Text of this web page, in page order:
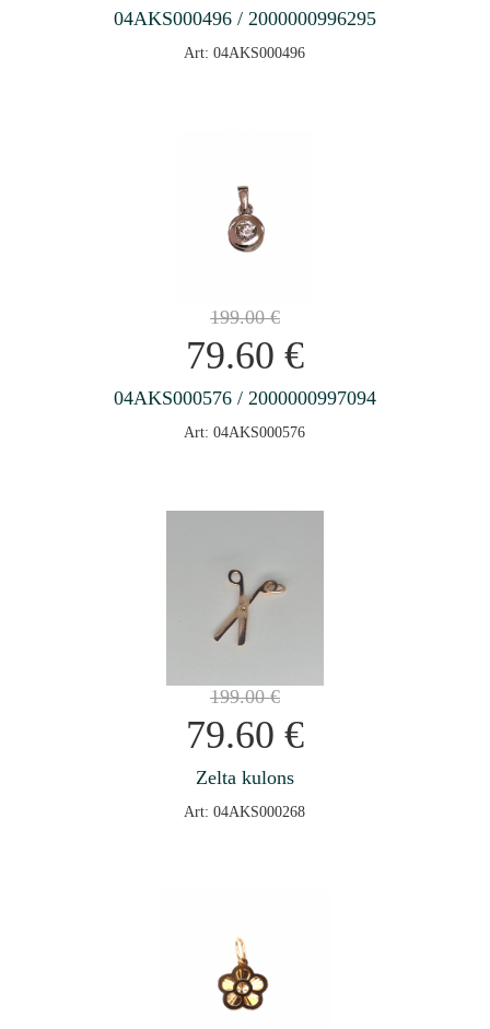
04AKS000496 / 2000000996295
Art: 04AKS000496
199.00€
79.60 €
04AKS000576 / 2000000997094
Art: 04AKS000576
199.00€
79.60 €
Zelta kulons
Art: 04AKS000268